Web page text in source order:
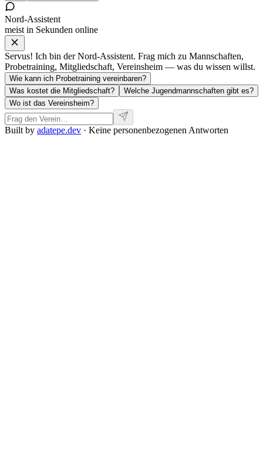
Nord-Assistent
meist in Sekunden online
Servus! Ich bin der Nord-Assistent. Frag mich zu Mannschaften,
Probetraining, Mitgliedschaft, Vereinsheim — was du wissen willst.
Wie kann ich Probetraining vereinbaren?
Was kostet die Mitgliedschaft?
Welche Jugendmannschaften gibt es?
Wo ist das Vereinsheim?
Built by adatepe.dev · Keine personenbezogenen Antworten